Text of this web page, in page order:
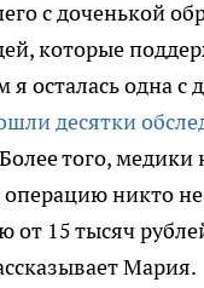
с доченькой
которые
осталась одна с
десятки
того,
никто
от 15 тысяч
Мария.